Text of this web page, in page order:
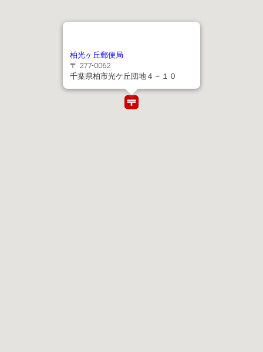
柏光ヶ丘郵便局
〒 277-0062
千葉県柏市光ケ丘団地４－１０